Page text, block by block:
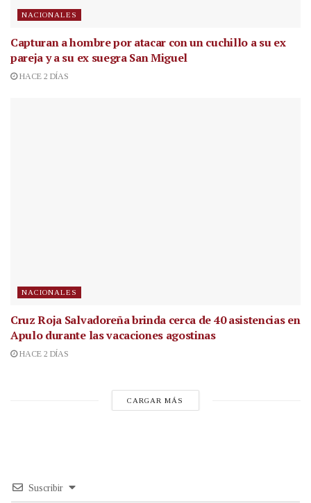
NACIONALES
Capturan a hombre por atacar con un cuchillo a su ex
pareja y a su ex suegra San Miguel
HACE 2 DÍAS
NACIONALES
Cruz Roja Salvadoreña brinda cerca de 40 asistencias en
Apulo durante las vacaciones agostinas
HACE 2 DÍAS
CARGAR MÁS
Suscribir